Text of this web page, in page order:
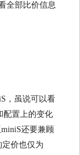
全部比价信息
，虽说可以看
配置上的变化
还要兼顾
价也仅为